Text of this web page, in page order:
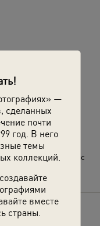
—
сделанных
почти
год. В него
темы
коллекций.
вместе
страны.
реки Хойлы
через
огурцы».
фотография 80-х»
с
фото